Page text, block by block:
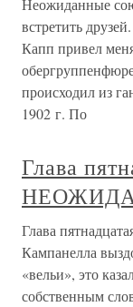
Неожиданные
встретить
Капп привел
происходил из
1902 г. По
Глава
Глава
Кампанелла
«вельи», это
собственным